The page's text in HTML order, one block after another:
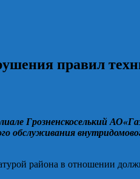
правил
Грозненскоселький АО
обслуживания внутридомов
района в отношении